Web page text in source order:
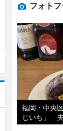
フォト
福岡・中央
じいち」